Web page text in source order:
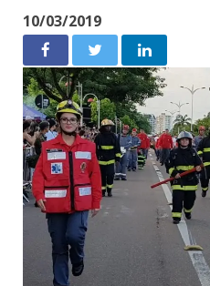
10/03/2019